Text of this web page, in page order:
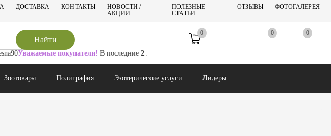
ДОСТАВКА КОНТАКТЫ
НОВОСТИ /
АКЦИИ
ПОЛЕЗНЫЕ
СТАТЬИ
ОТЗЫВЫ ФОТОГАЛЕРЕЯ
Найти
Уважаемые покупатели!В последние2 месяца
0 0 0
религия
NSP (Nature's Sunshine Products)
Зоотовары Полиграфия
календари
Эзотерические услуги
Целительство / Здравие Предназначение
Лидеры